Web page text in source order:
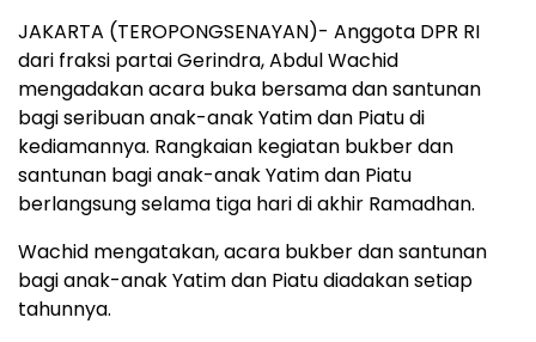
JAKARTA (TEROPONGSENAYAN)- Anggota DPR RI
dari fraksi partai Gerindra, Abdul Wachid
mengadakan acara buka bersama dan santunan
bagi seribuan anak-anak Yatim dan Piatu di
kediamannya. Rangkaian kegiatan bukber dan
santunan bagi anak-anak Yatim dan Piatu
berlangsung selama tiga hari di akhir Ramadhan.
Wachid mengatakan, acara bukber dan santunan
bagi anak-anak Yatim dan Piatu diadakan setiap
tahunnya.